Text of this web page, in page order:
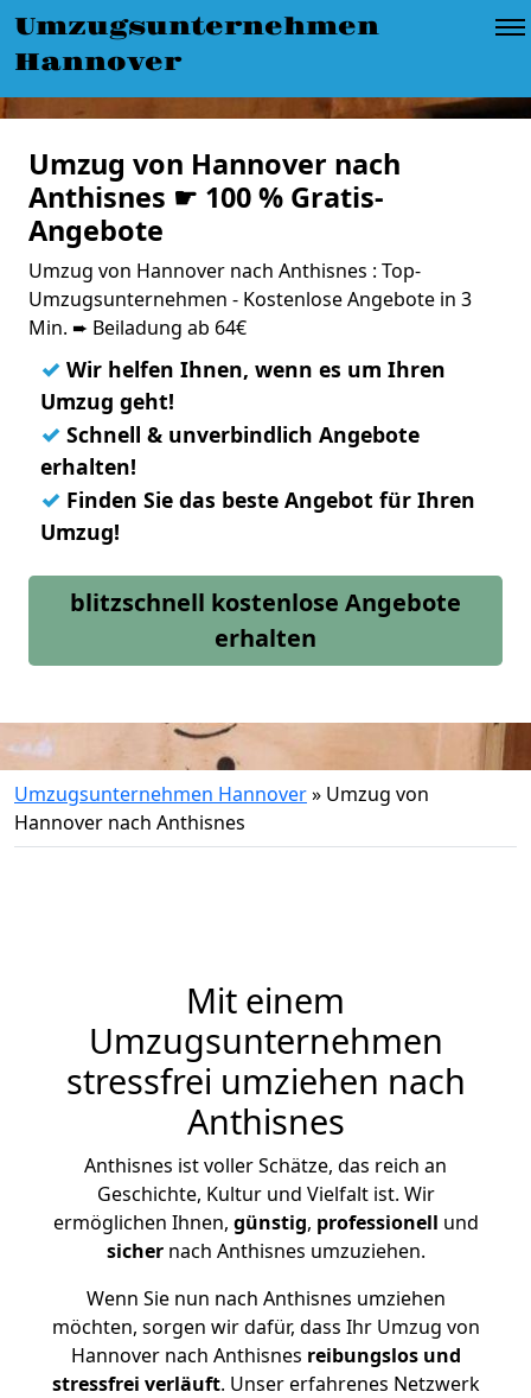
Umzugsunternehmen
Hannover
Umzug von Hannover nach
Anthisnes ☛ 100 % Gratis-
Angebote
Umzug von Hannover nach Anthisnes : Top-
Umzugsunternehmen - Kostenlose Angebote in 3
Min. ➨ Beiladung ab 64€
✓ Wir helfen Ihnen, wenn es um Ihren
Umzug geht!
✓ Schnell & unverbindlich Angebote
erhalten!
✓ Finden Sie das beste Angebot für Ihren
Umzug!
blitzschnell kostenlose Angebote
erhalten
Umzugsunternehmen Hannover» Umzug von
Hannover nach Anthisnes
Mit einem
Umzugsunternehmen
stressfrei umziehen nach
Anthisnes
Anthisnes ist voller Schätze, das reich an
Geschichte, Kultur und Vielfalt ist. Wir
ermöglichen Ihnen, günstig, professionell und
sichernach Anthisnes umzuziehen.
Wenn Sie nun nach Anthisnes umziehen
möchten, sorgen wir dafür, dass Ihr Umzug von
Hannover nach Anthisnes reibungslos und
stressfrei verläuft. Unser erfahrenes Netzwerk